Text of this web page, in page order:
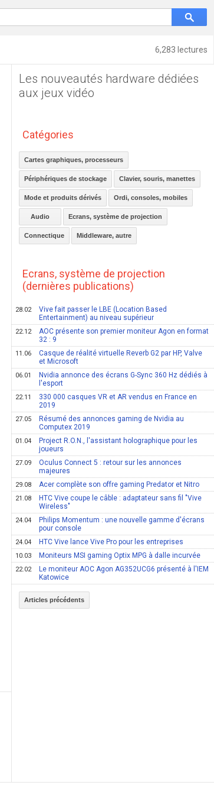
6,283 lectures
Les nouveautés hardware dédiées
aux jeux vidéo
Catégories
Cartes graphiques, processeurs
Périphériques de stockage Clavier, souris, manettes
Mode et produits dérivés Ordi, consoles, mobiles
Audio Ecrans, système de projection
Connectique Middleware, autre
Ecrans, système de projection
(dernières publications)
28.02
Vive fait passer le LBE (Location Based
Entertainment) au niveau supérieur
22.12
AOC présente son premier moniteur Agon en format
32 : 9
11.06
Casque de réalité virtuelle Reverb G2 par HP, Valve
et Microsoft
06.01
Nvidia annonce des écrans G-Sync 360 Hz dédiés à
l'esport
22.11
330 000 casques VR et AR vendus en France en
2019
27.05
Résumé des annonces gaming de Nvidia au
Computex 2019
01.04
Project R.O.N., l'assistant holographique pour les
joueurs
27.09
Oculus Connect 5 : retour sur les annonces
majeures
29.08 Acer complète son offre gaming Predator et Nitro
21.08
HTC Vive coupe le câble : adaptateur sans fil "Vive
Wireless"
24.04
Philips Momentum : une nouvelle gamme d'écrans
pour console
24.04 HTC Vive lance Vive Pro pour les entreprises
10.03 Moniteurs MSI gaming Optix MPG à dalle incurvée
22.02
Le moniteur AOC Agon AG352UCG6 présenté à l'IEM
Katowice
Articles précédents